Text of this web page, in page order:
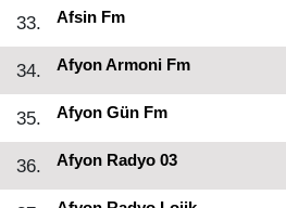
33. Afsin Fm
34. Afyon Armoni Fm
35. Afyon Gün Fm
36. Afyon Radyo 03